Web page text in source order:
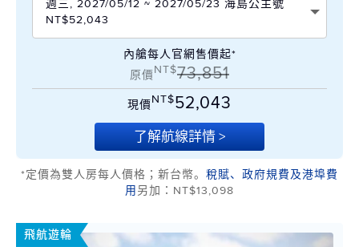
週三, 2027/05/12 ~ 2027/05/23 海島公主號
NT$52,043
內艙每人官網售價起*
原價NT$73,851
現價NT$52,043
了解航線詳情 >
*定價為雙人房每人價格；新台幣。 稅賦、政府規費及港埠費
用 另加：NT$13,098
飛航遊輪